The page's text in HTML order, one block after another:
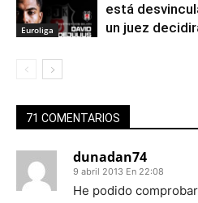
Euroliga
está
un juez
71 COMENTARIOS
dunadan74
9 abril 2013 En 22:08
He podido